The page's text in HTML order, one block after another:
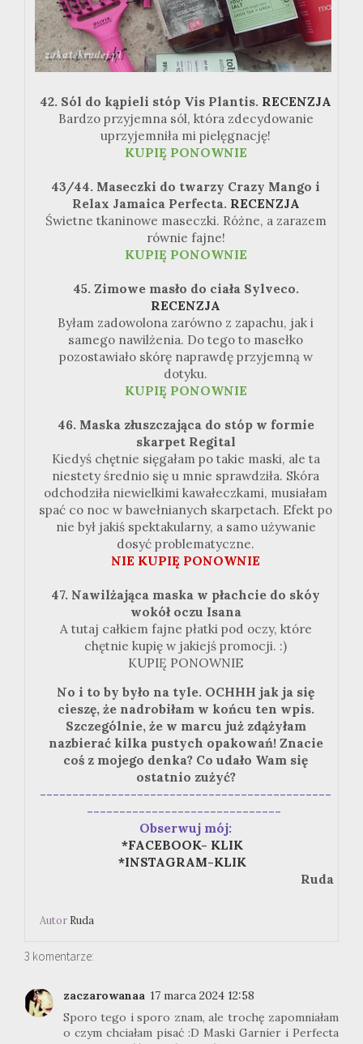
42. Sól do kąpieli stóp Vis Plantis. RECENZJA
Bardzo przyjemna sól, która zdecydowanie
uprzyjemniła mi pielęgnację!
KUPIĘ PONOWNIE
43/44. Maseczki do twarzy Crazy Mango i
Relax Jamaica Perfecta. RECENZJA
Świetne tkaninowe maseczki. Różne, a zarazem
równie fajne!
KUPIĘ PONOWNIE
45. Zimowe masło do ciała Sylveco.
RECENZJA
Byłam zadowolona zarówno z zapachu, jak i
samego nawilżenia. Do tego to masełko
pozostawiało skórę naprawdę przyjemną w
dotyku.
KUPIĘ PONOWNIE
46. Maska złuszczająca do stóp w formie
skarpet Regital
Kiedyś chętnie sięgałam po takie maski, ale ta
niestety średnio się u mnie sprawdziła. Skóra
odchodziła niewielkimi kawałeczkami, musiałam
spać co noc w bawełnianych skarpetach. Efekt po
nie był jakiś spektakularny, a samo używanie
dosyć problematyczne.
NIE KUPIĘ PONOWNIE
47. Nawilżająca maska w płachcie do skóy
wokół oczu Isana
A tutaj całkiem fajne płatki pod oczy, które
chętnie kupię w jakiejś promocji. :)
KUPIĘ PONOWNIE
No i to by było na tyle. OCHHH jak ja się
cieszę, że nadrobiłam w końcu ten wpis.
Szczególnie, że w marcu już zdążyłam
nazbierać kilka pustych opakowań! Znacie
coś z mojego denka? Co udało Wam się
ostatnio zużyć?
---------------------------------------------
------------------------------
Obserwuj mój:
*FACEBOOK- KLIK
*INSTAGRAM-KLIK
Ruda
Autor Ruda
3 komentarze:
zaczarowanaa 17 marca 2024 12:58
Sporo tego i sporo znam, ale trochę zapomniałam
o czym chciałam pisać :D Maski Garnier i Perfecta